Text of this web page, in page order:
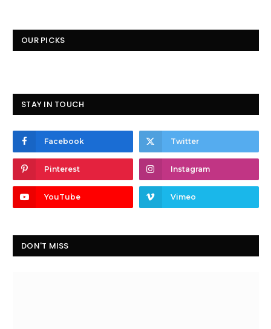
OUR PICKS
STAY IN TOUCH
Facebook Twitter
Pinterest Instagram
YouTube Vimeo
DON'T MISS